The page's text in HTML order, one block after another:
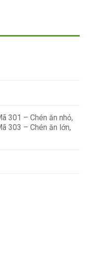
301 – Chén ăn nhỏ,
303 – Chén ăn lớn,